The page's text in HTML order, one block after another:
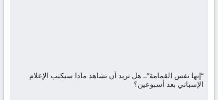
“إنها نفس القمامة”.. هل تريد أن تشاهد ماذا سيكتب الإعلام
الإسباني بعد أسبوعين؟